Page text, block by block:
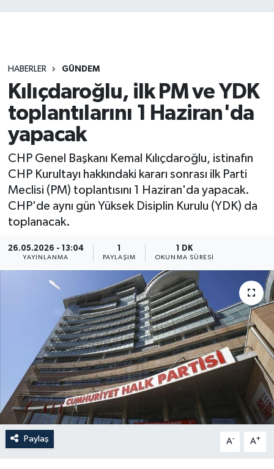
HABERLER GÜNDEM
Kılıçdaroğlu, ilk PM ve YDK
toplantılarını 1 Haziran'da
yapacak
CHP Genel Başkanı Kemal Kılıçdaroğlu, istinafın
CHP Kurultayı hakkındaki kararı sonrası ilk Parti
Meclisi (PM) toplantısını 1 Haziran'da yapacak.
CHP'de aynı gün Yüksek Disiplin Kurulu (YDK) da
toplanacak.
26.05.2026 - 13:04
YAYINLANMA
1
PAYLAŞIM
1 DK
OKUNMA SÜRESI
Paylaş A- A+